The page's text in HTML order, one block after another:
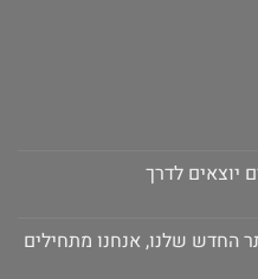
יוצאים לדרך
החדש שלנו, אנחנו מתחילים